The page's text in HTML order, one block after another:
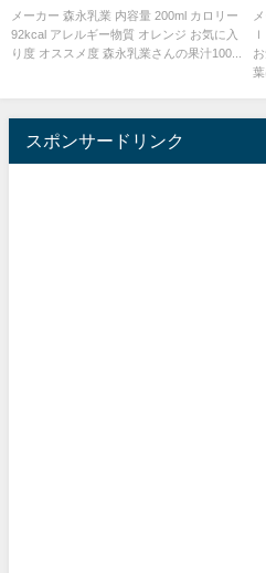
メーカー 森永乳業 内容量 200ml カロリー
92kcal アレルギー物質 オレンジ お気に入
り度 オススメ度 森永乳業さんの果汁100...
葉
スポンサードリンク